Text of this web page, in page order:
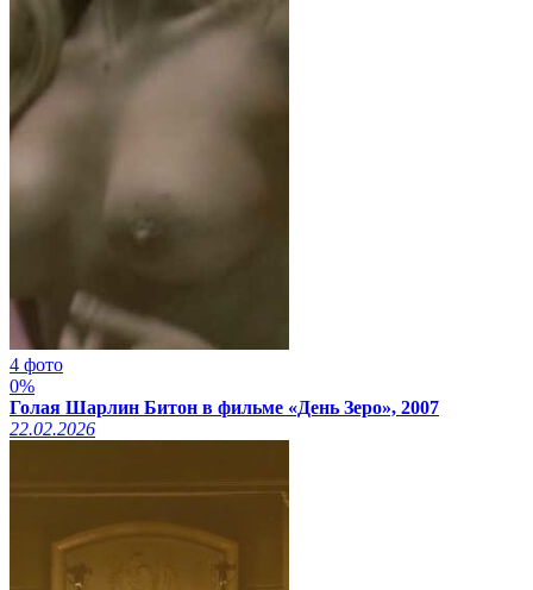
4 фото
0%
Голая Шарлин Битон в фильме «День Зеро», 2007
22.02.2026